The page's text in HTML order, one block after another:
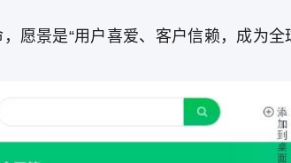
愿景是“用户喜爱、客户信赖，成为